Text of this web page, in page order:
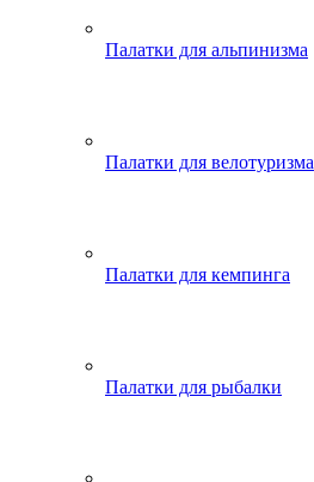
Палатки для альпинизма
Палатки для велотуризма
Палатки для кемпинга
Палатки для рыбалки